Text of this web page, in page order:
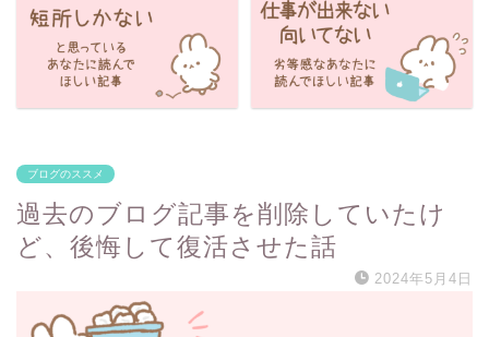
ブログのススメ
過去のブログ記事を削除していたけ
ど、後悔して復活させた話
2024年5月4日